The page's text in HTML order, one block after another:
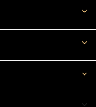



keyboard_arrow_down